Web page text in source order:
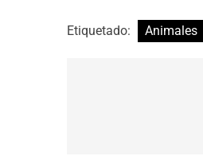
Etiquetado: Animales